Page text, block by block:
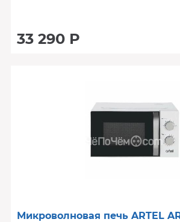
33 290 Р
Микроволновая печь ARTEL